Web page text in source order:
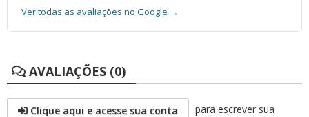
Ver todas as avaliações no Google →
AVALIAÇÕES (0)
Clique aqui e acesse sua conta
para escrever sua